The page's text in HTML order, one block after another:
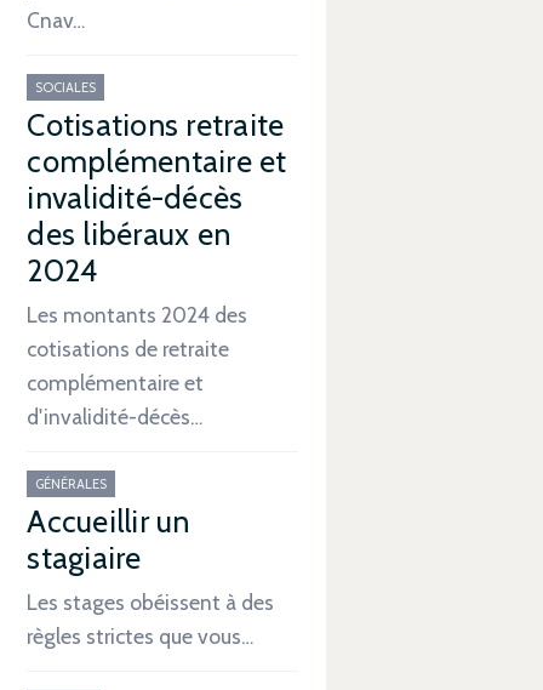
Cnav…
SOCIALES
Cotisations retraite
complémentaire et
invalidité-décès
des libéraux en
2024
Les montants 2024 des
cotisations de retraite
complémentaire et
d'invalidité-décès…
GÉNÉRALES
Accueillir un
stagiaire
Les stages obéissent à des
règles strictes que vous…